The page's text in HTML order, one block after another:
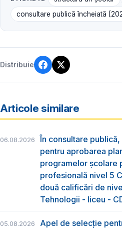
consultare publică încheiată
Distribuie
Articole similare
06.08.2026
În consultare
pentru aprobarea
programelor școlare
profesională nivel 5
două calificări de
Tehnologii - liceu -
05.08.2026
Apel de selecție